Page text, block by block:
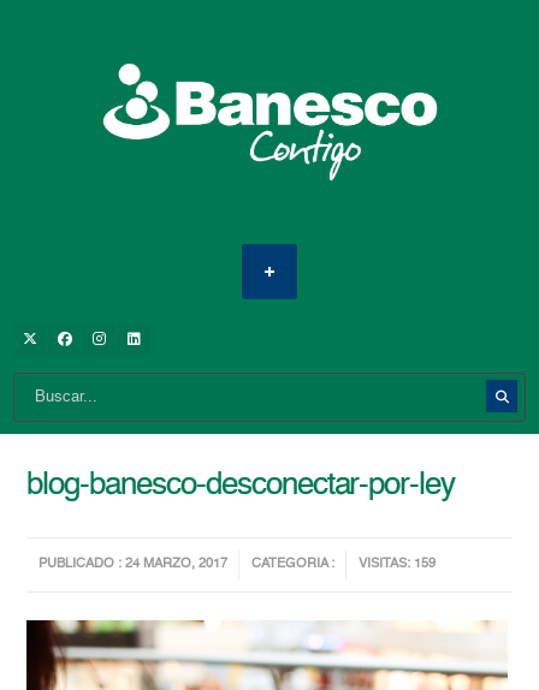
blog-banesco-desconectar-por-ley
PUBLICADO : 24 MARZO, 2017 CATEGORIA : VISITAS: 159